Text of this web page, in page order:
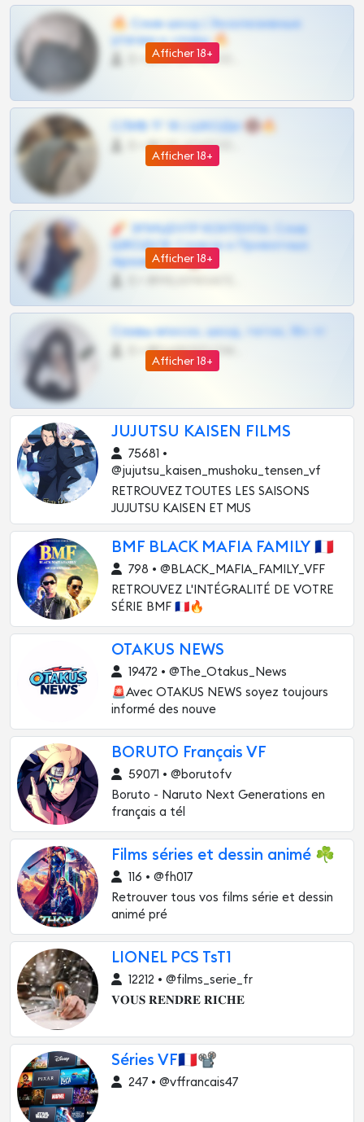
Afficher 18+
🔥 Слив шкод | Эксклюзивные
утечки и сливы 🔥
0 •
Afficher 18+
СЛИВ ТГ 18 | ШКОДЫ 🔞🔥
0 •
Afficher 18+
🧨 ЭПИЦЕНТР КОНТЕНТА: Слив
ШКОДОВ Сливов и Приватных
Архивов ТГ 🔞💎
Afficher 18+
Сливы вписок, шкод, теток, 18+ тг
0 •
JUJUTSU KAISEN FILMS
75681 •
@jujutsu_kaisen_mushoku_tensen_vf
RETROUVEZ TOUTES LES SAISONS
JUJUTSU KAISEN ET MUS
BMF BLACK MAFIA FAMILY 🇫🇷
798 • @BLACK_MAFIA_FAMILY_VFF
RETROUVEZ L'INTÉGRALITÉ DE VOTRE
SÉRIE BMF 🇫🇷🔥
OTAKUS NEWS
19472 • @The_Otakus_News
🚨Avec OTAKUS NEWS soyez toujours
informé des nouve
BORUTO Français VF
59071 • @borutofv
Boruto - Naruto Next Generations en
français a tél
Films séries et dessin animé ☘
116 • @fh017
Retrouver tous vos films série et dessin
animé pré
LIONEL PCS TsT1
12212 • @films_serie_fr
𝐕𝐎𝐔𝐒 𝐑𝐄𝐍𝐃𝐑𝐄 𝐑𝐈𝐂𝐇𝐄
Séries VF🇨🇵📽️
247 • @vffrancais47